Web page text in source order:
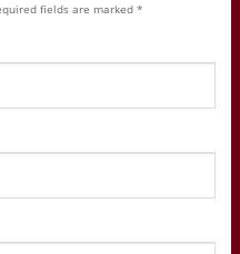
fields are marked *